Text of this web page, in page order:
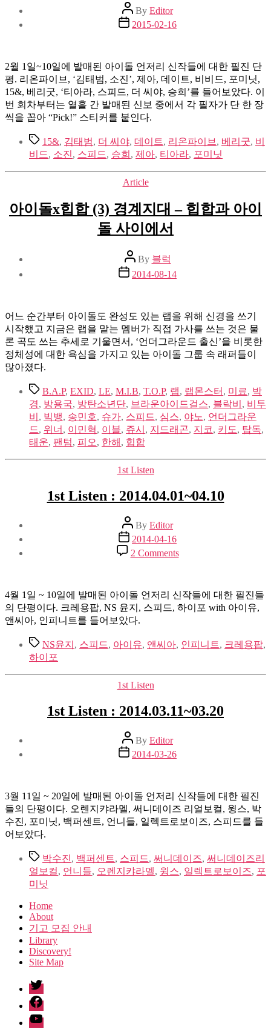
Post
author
By Editor
Post
date
2015-02-16
2월 1일~10일에 발매된 아이돌 언저리 신작들에 대한 필진 단
평. 리온파이브, ‘김태범, 소진’, 제아, 데이트, 비비드, 포미닛,
15&, 베리굿, ‘티아라, 스피드, 더 씨야, 승희’를 들어보았다. 이
번 회차부터는 열흘 간 발매된 신보 중에서 각 필자가 단 한 장
씩을 꼽아 “Pick!” 스티커를 붙인다.
Tags15&, 김태범, 더 씨야, 데이트, 리온파이브 , 베리굿, 비
비드, 소진, 스피드, 승희 , 제아, 티아라, 포미닛
Categories
Article
아이돌x힙합 (3) 경계지대 – 힙합과 아이
돌 사이에서
Post
author
By 블럭
Post
date
2014-08-14
어느 순간부터 아이돌도 완성도 있는 랩을 위해 신경을 쓰기
시작했고 지금은 랩을 맡는 멤버가 직접 가사를 쓰는 것은 물
론 곡도 쓰는 추세로 기울면서, ‘언더그라운드 출신’을 비롯한
정체성에 대한 욕심을 가지고 있는 아이돌 그룹 속 래퍼들이
많아졌다.
TagsB.A.P, EXID, LE, M.I.B, T.O.P, 랩, 랩몬스터 , 미료, 박
경, 방용국, 방탄소년단, 브라운아이드걸스, 블락비 , 비투
비 , 빅뱅, 송민호, 슈가, 스피드, 심스, 야노, 언더그라운
드, 위너 , 이민혁, 이블, 쥬시 , 지드래곤, 지코, 키도, 탑독,
태운, 팬텀, 피오, 한해 , 힙합
Categories
1st Listen
1st Listen : 2014.04.01~04.10
Post
author
By Editor
Post
date
2014-04-16
2 Commentson
1st
2014.04.01~04.10
4월 1일 ~ 10일에 발매된 아이돌 언저리 신작들에 대한 필진들
의 단평이다. 크레용팝, NS 윤지, 스피드, 하이포 with 아이유,
앤씨아, 인피니트를 들어보았다.
TagsNS윤지 , 스피드, 아이유, 앤씨아, 인피니트, 크레용팝,
하이포
Categories
1st Listen
1st Listen : 2014.03.11~03.20
Post
author
By Editor
Post
date
2014-03-26
3월 11일 ~ 20일에 발매된 아이돌 언저리 신작들에 대한 필진
들의 단평이다. 오렌지캬라멜, 써니데이즈 리얼보컬, 윙스, 박
수진, 포미닛, 백퍼센트, 언니들, 일렉트로보이즈, 스피드를 들
어보았다.
Tags박수진, 백퍼센트, 스피드, 써니데이즈, 써니데이즈리
얼보컬, 언니들, 오렌지캬라멜, 윙스, 일렉트로보이즈, 포
미닛
Home
About
기고 모집 안내
Library
Discovery!
Site Map
twitter
facebook
Youtube